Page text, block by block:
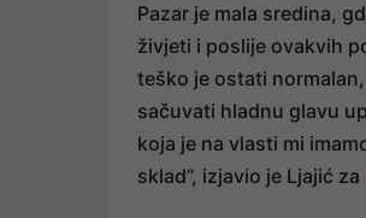
Pazar je mala sredina,
živjeti i poslije ovakvih
teško je ostati
sačuvati hladnu glavu
koja je na vlasti mi
sklad”, izjavio je Ljajić za